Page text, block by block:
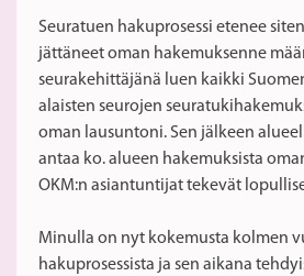
Seuratuen hakuprosessi etenee
jättäneet oman hakemuksenne
seurakehittäjänä luen kaikki
alaisten seurojen
oman lausuntoni. Sen jälkeen
antaa ko. alueen hakemuksista
OKM:n asiantuntijat tekevät
Minulla on nyt kokemusta kolmen
hakuprosessista ja sen aikana